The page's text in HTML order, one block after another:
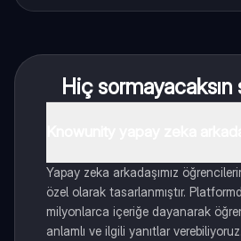
Hiç sormayacaksın
Yapay zeka arkadaşımız
özel olarak tasarlanmıştır.
milyonlarca içeriğe dayanarak
anlamlı ve ilgili yanıtlar